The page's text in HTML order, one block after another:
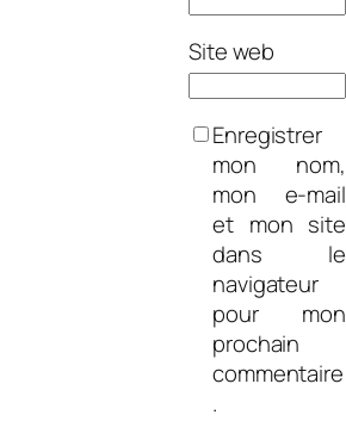
Site web
Enregistrer
mon nom,
mon e-mail
et mon site
dans le
navigateur
pour mon
prochain
commentaire
.